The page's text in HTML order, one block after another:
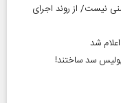
نیست/ از روند اجرای
شد
سد ساختند!